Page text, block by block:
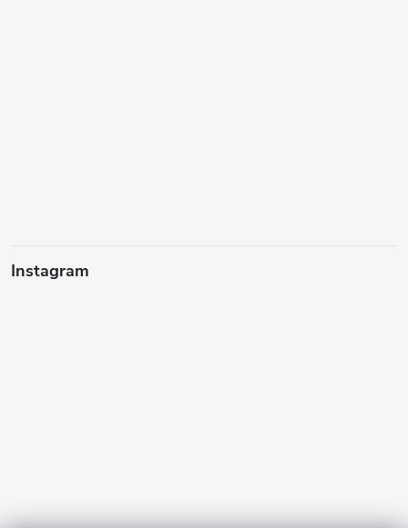
Instagram